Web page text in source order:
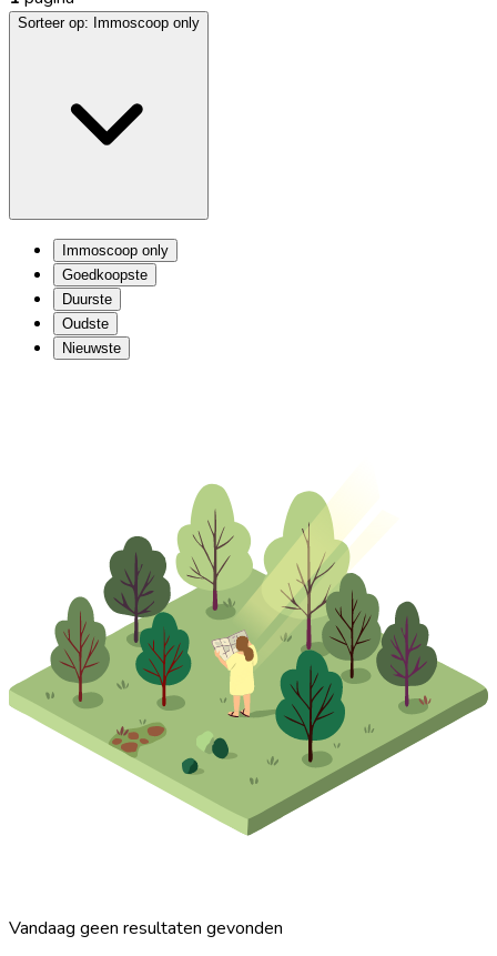
Sorteer op: Immoscoop only
Immoscoop only
Goedkoopste
Duurste
Oudste
Nieuwste
Vandaag geen resultaten gevonden